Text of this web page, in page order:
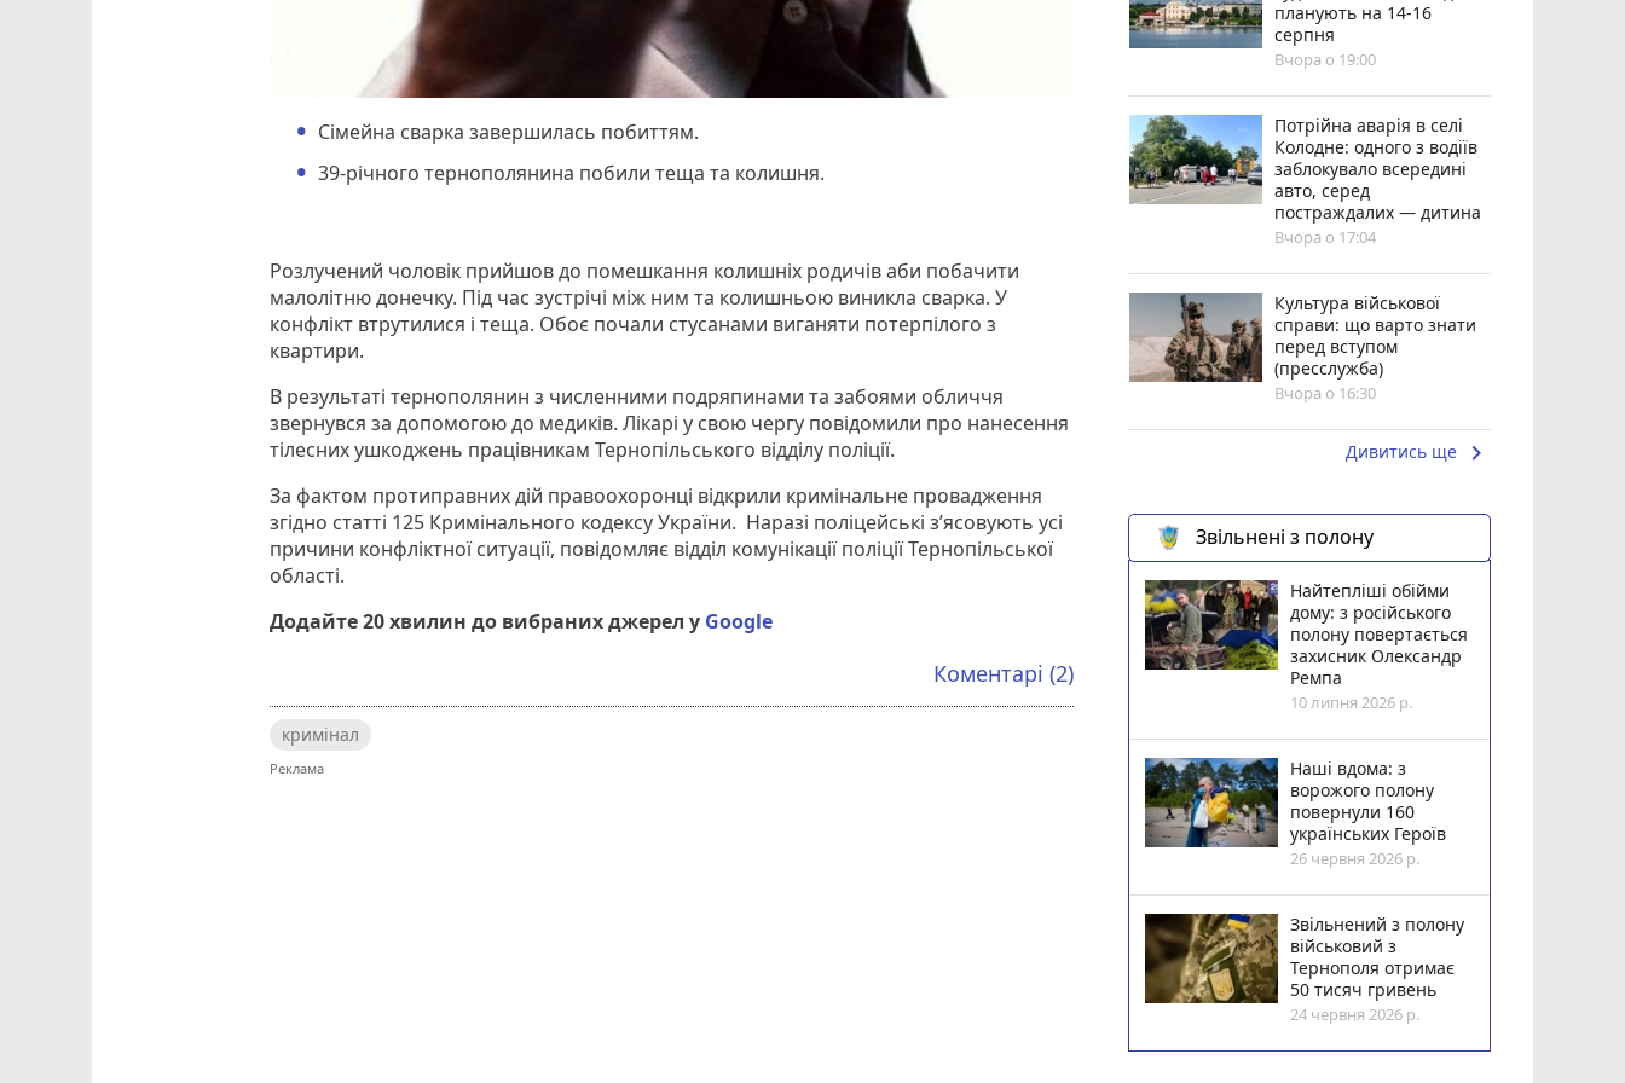
Сімейна сварка завершилась побиттям.
39-річного тернополянина побили теща та колишня.
Розлучений чоловік прийшов до помешкання колишніх родичів аби побачити
малолітню донечку. Під час зустрічі між ним та колишньою виникла сварка. У
конфлікт втрутилися і теща. Обоє почали стусанами виганяти потерпілого з
квартири.
В результаті тернополянин з численними подряпинами та забоями обличчя
звернувся за допомогою до медиків. Лікарі у свою чергу повідомили про нанесення
тілесних ушкоджень працівникам Тернопільського відділу поліції.
За фактом протиправних дій правоохоронці відкрили кримінальне провадження
згідно статті 125 Кримінального кодексу України. Наразі поліцейські з’ясовують усі
причини конфліктної ситуації, повідомляє відділ комунікації поліції Тернопільської
області.
Додайте 20 хвилин до вибраних джерел у Google
Коментарі (2)
кримінал
планують на 14-16
серпня
Вчора о 19:00
Потрійна аварія в селі
Колодне: одного з водіїв
заблокувало всередині
авто, серед
постраждалих — дитина
Вчора о 17:04
Культура військової
справи: що варто знати
перед вступом
(пресслужба)
Вчора о 16:30
Дивитись ще keyboard_arrow_right
Звільнені з полону
Найтепліші обійми
дому: з російського
полону повертається
захисник Олександр
Ремпа
10 липня 2026 р.
Наші вдома: з
ворожого полону
повернули 160
українських Героїв
26 червня 2026 р.
Звільнений з полону
військовий з
Тернополя отримає
50 тисяч гривень
24 червня 2026 р.